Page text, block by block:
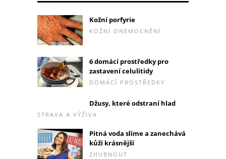
Kožní porfyrie
KOŽNÍ ONEMOCNĚNÍ
6 domácí prostředky pro
zastavení celulitidy
DOMÁCÍ PROSTŘEDKY
Džusy, které odstraní hlad
STRAVA A VÝŽIVA
Pitná voda slime a zanechává
kůži krásnější
ZHUBNOUT